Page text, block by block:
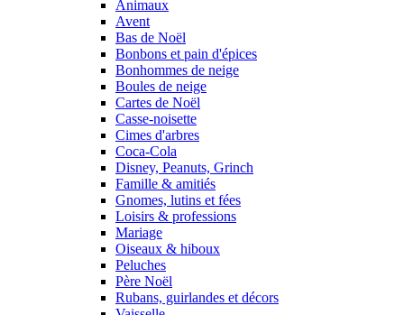
Animaux
Avent
Bas de Noël
Bonbons et pain d'épices
Bonhommes de neige
Boules de neige
Cartes de Noël
Casse-noisette
Cimes d'arbres
Coca-Cola
Disney, Peanuts, Grinch
Famille & amitiés
Gnomes, lutins et fées
Loisirs & professions
Mariage
Oiseaux & hiboux
Peluches
Père Noël
Rubans, guirlandes et décors